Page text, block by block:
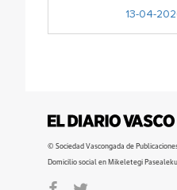
13-04-
© Sociedad Vascongada de
Domicilio social en Mikeletegi